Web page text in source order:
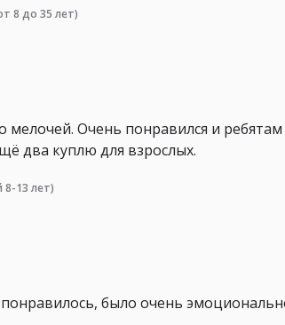
8 до 35 лет)
мелочей. Очень понравился и
два куплю для взрослых.
8-13 лет)
было очень